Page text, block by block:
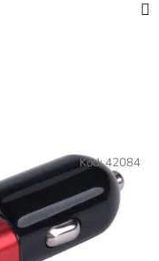
Kód:42084